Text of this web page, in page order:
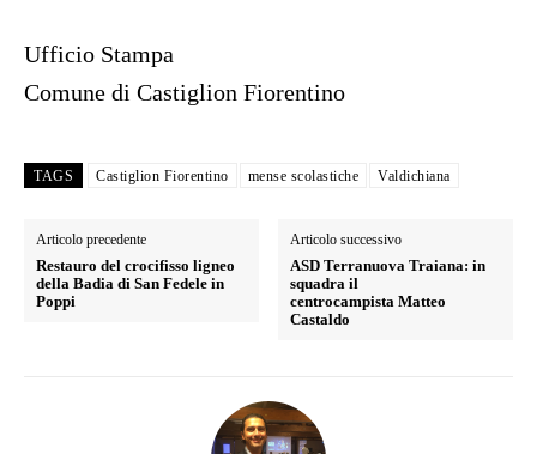
Ufficio Stampa
Comune di Castiglion Fiorentino
TAGS Castiglion Fiorentino mense scolastiche Valdichiana
Articolo precedente
Restauro del crocifisso ligneo
della Badia di San Fedele in
Poppi
Articolo successivo
ASD Terranuova Traiana: in
squadra il
centrocampista Matteo
Castaldo